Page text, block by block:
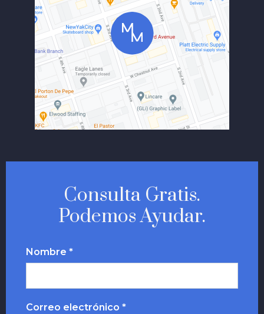
Consulta Gratis.
Podemos Ayudar.
Nombre *
Correo electrónico *